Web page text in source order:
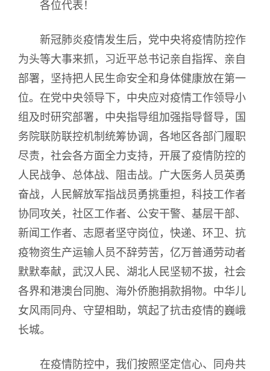
各位代表！
新冠肺炎疫情发生后，党中央将疫情防控作
为头等大事来抓，习近平总书记亲自指挥、亲自
部署，坚持把人民生命安全和身体健康放在第一
位。在党中央领导下，中央应对疫情工作领导小
组及时研究部署，中央指导组加强指导督导，国
务院联防联控机制统筹协调，各地区各部门履职
尽责，社会各方面全力支持，开展了疫情防控的
人民战争、总体战、阻击战。广大医务人员英勇
奋战，人民解放军指战员勇挑重担，科技工作者
协同攻关，社区工作者、公安干警、基层干部、
新闻工作者、志愿者坚守岗位，快递、环卫、抗
疫物资生产运输人员不辞劳苦，亿万普通劳动者
默默奉献，武汉人民、湖北人民坚韧不拔，社会
各界和港澳台同胞、海外侨胞捐款捐物。中华儿
女风雨同舟、守望相助，筑起了抗击疫情的巍峨
长城。
在疫情防控中，我们按照坚定信心、同舟共